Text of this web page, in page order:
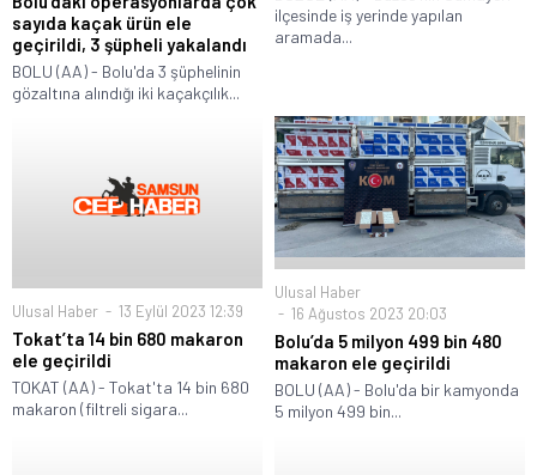
sayıda kaçak ürün ele
geçirildi, 3 şüpheli yakalandı
BOLU (AA) - Bolu'da 3 şüphelinin
gözaltına alındığı iki kaçakçılık...
ilçesinde iş yerinde yapılan
aramada...
Ulusal Haber 13 Eylül 2023 12:39
Tokat’ta 14 bin 680 makaron
ele geçirildi
TOKAT (AA) - Tokat'ta 14 bin 680
makaron (filtreli sigara...
Ulusal Haber
16 Ağustos 2023 20:03
Bolu’da 5 milyon 499 bin 480
makaron ele geçirildi
BOLU (AA) - Bolu'da bir kamyonda
5 milyon 499 bin...